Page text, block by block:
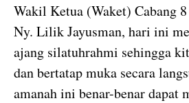
Wakil Ketua (Waket) Cabang
Ny. Lilik Jayusman, hari ini
ajang silatuhrahmi sehingga
dan bertatap muka secara
amanah ini benar-benar dapat